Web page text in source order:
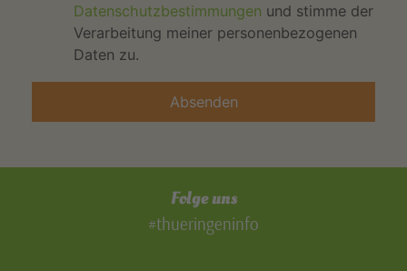
Datenschutzbestimmungen und stimme der
Verarbeitung meiner personenbezogenen
Daten zu.
Folge uns
#thueringeninfo